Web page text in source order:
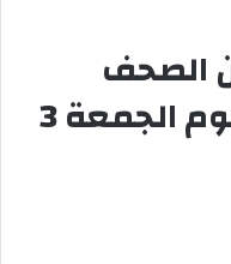
الصحف
الوطنية الصادرة اليوم الجمعة 3